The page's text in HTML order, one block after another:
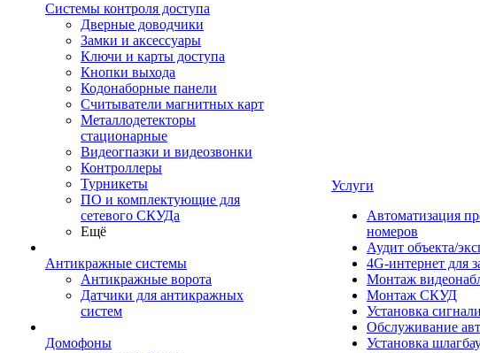
Системы контроля доступа
Дверные доводчики
Замки и аксессуары
Ключи и карты доступа
Кнопки выхода
Кодонаборные панели
Считыватели магнитных карт
Металлодетекторы
стационарные
Видеогпазки и видеозвонки
Контроллеры
Турникеты
ПО и комплектующие для
сетевого СКУДа
Ещё
Антикражные системы
Антикражные ворота
Датчики для антикражных
систем
Домофоны
Услуги
Автоматизация
номеров
Аудит объекта/
4G-интернет для
Монтаж
Монтаж СКУД
Установка
Обслуживание
Установка